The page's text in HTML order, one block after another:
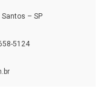
– SP
5124